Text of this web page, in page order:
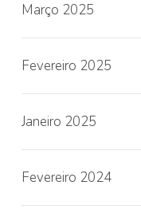
Março 2025
Fevereiro 2025
Janeiro 2025
Fevereiro 2024